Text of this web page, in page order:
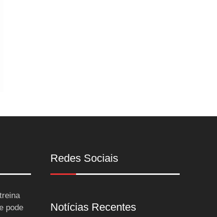
pode
Redes Sociais
Notícias Recentes